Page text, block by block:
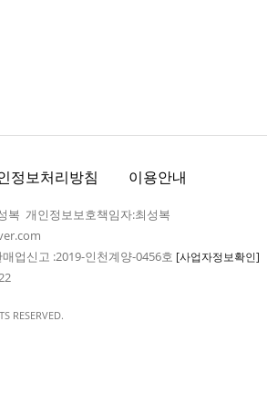
정보처리방침 이용안내
복 개인정보보호책임자:최성복
업신고 :2019-인천계양-0456호 [사업자정보확인]
RESERVED.